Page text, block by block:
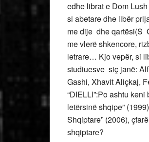
edhe librat e Dom
si abetare dhe libër
me dije dhe qartësi(S
me vlerë shkencore,
letrare… Kjo vepër, si
studiuesve siç janë:
Gashi, Xhavit Aliçkaj,
“DIELLI”:Po ashtu
letërsinë shqipe”
Shqiptare” (2006),
shqiptare?